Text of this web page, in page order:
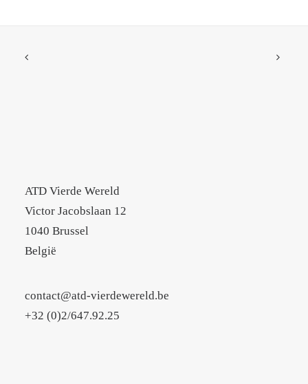
ATD Vierde Wereld
Victor Jacobslaan 12
1040 Brussel
België
contact@atd-vierdewereld.be
+32 (0)2/647.92.25